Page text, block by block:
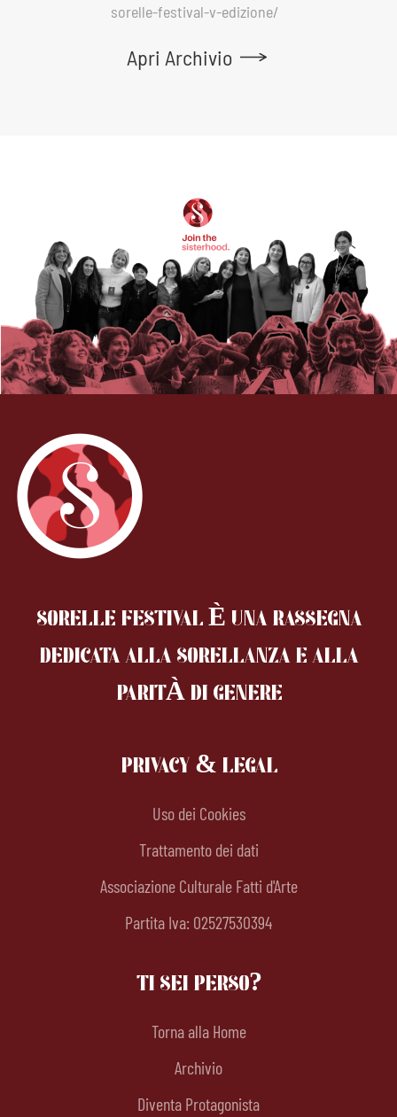
sorelle-festival-v-edizione/
Apri Archivio
SORELLE FESTIVAL È UNA RASSEGNA
DEDICATA ALLA SORELLANZAE ALLA
PARITÀ DI GENERE
PRIVACY & LEGAL
Uso dei Cookies
Trattamento dei dati
Associazione Culturale Fatti d'Arte
Partita Iva: 02527530394
TI SEI PERSO?
Torna alla Home
Archivio
Diventa Protagonista